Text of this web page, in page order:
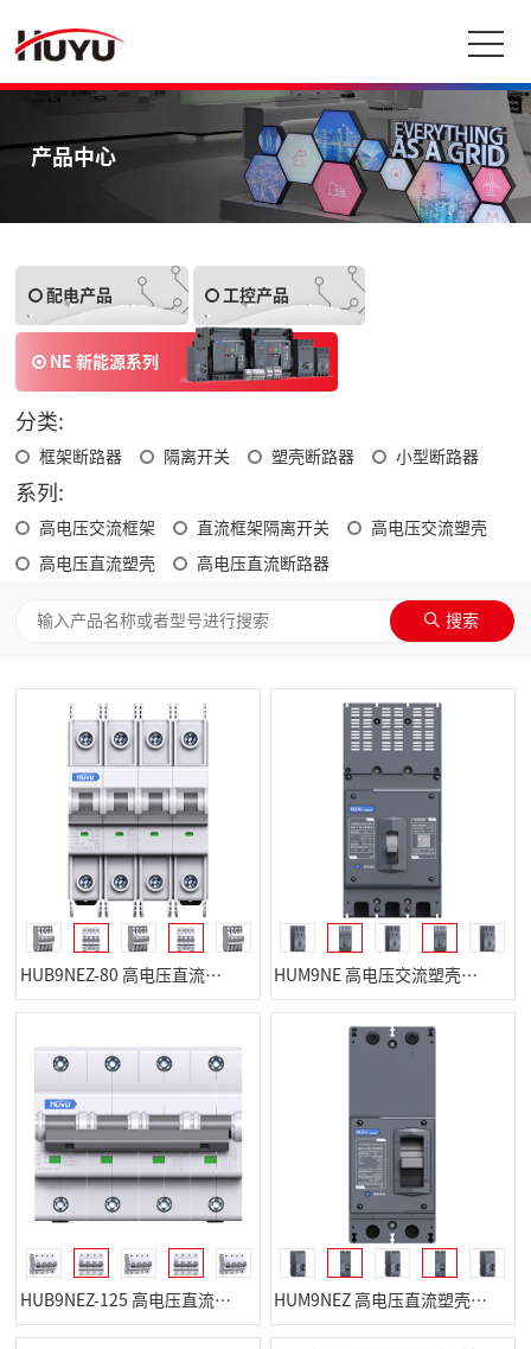
产品中心
配电产品 工控产品
NE 新能源系列
分类:
框架断路器 隔离开关 塑壳断路器 小型断路器
系列:
高电压交流框架 直流框架隔离开关 高电压交流塑壳
高电压直流塑壳 高电压直流断路器
HUB9NEZ-80 高电压直流小型断路器 HUM9NE 高电压交流塑壳断路器
HUB9NEZ-125 高电压直流小型断路器 HUM9NEZ 高电压直流塑壳断路器